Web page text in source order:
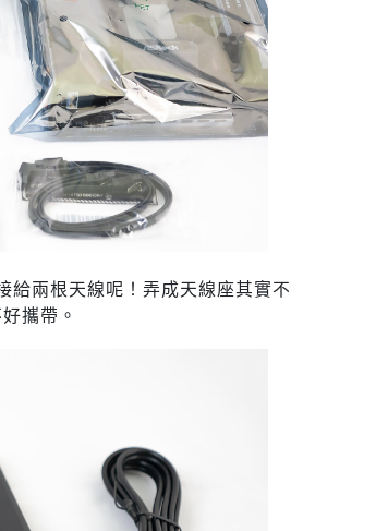
兩根天線呢！弄成天線座其實不
攜帶。